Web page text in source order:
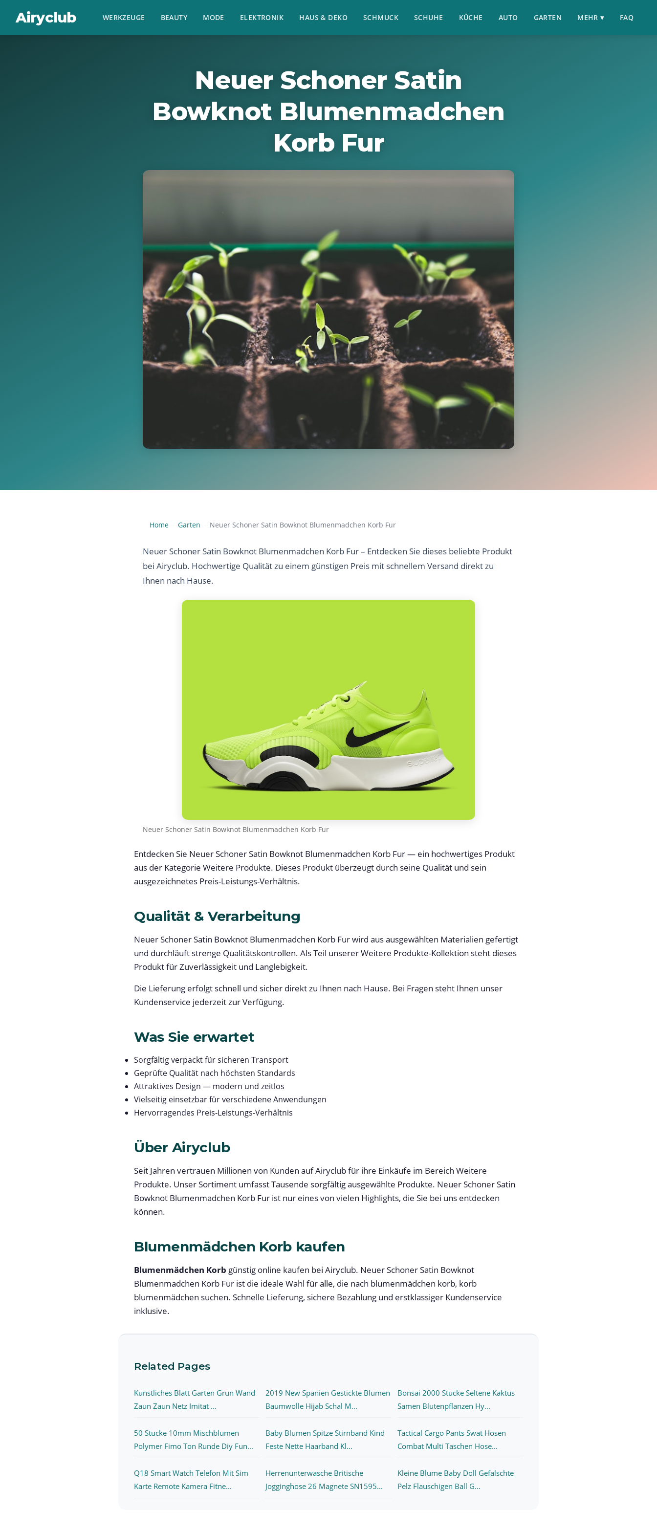
Airyclub WERKZEUGE BEAUTY MODE ELEKTRONIK HAUS & DEKO SCHMUCK SCHUHE KÜCHE AUTO GARTEN MEHR ▾ FAQ
Neuer Schoner Satin
Bowknot Blumenmadchen
Korb Fur
Home Garten Neuer Schoner Satin Bowknot Blumenmadchen Korb Fur
Neuer Schoner Satin Bowknot Blumenmadchen Korb Fur – Entdecken Sie dieses beliebte Produkt
bei Airyclub. Hochwertige Qualität zu einem günstigen Preis mit schnellem Versand direkt zu
Ihnen nach Hause.
Neuer Schoner Satin Bowknot Blumenmadchen Korb Fur
Entdecken Sie Neuer Schoner Satin Bowknot Blumenmadchen Korb Fur — ein hochwertiges Produkt
aus der Kategorie Weitere Produkte. Dieses Produkt überzeugt durch seine Qualität und sein
ausgezeichnetes Preis-Leistungs-Verhältnis.
Qualität & Verarbeitung
Neuer Schoner Satin Bowknot Blumenmadchen Korb Fur wird aus ausgewählten Materialien gefertigt
und durchläuft strenge Qualitätskontrollen. Als Teil unserer Weitere Produkte-Kollektion steht dieses
Produkt für Zuverlässigkeit und Langlebigkeit.
Die Lieferung erfolgt schnell und sicher direkt zu Ihnen nach Hause. Bei Fragen steht Ihnen unser
Kundenservice jederzeit zur Verfügung.
Was Sie erwartet
Sorgfältig verpackt für sicheren Transport
Geprüfte Qualität nach höchsten Standards
Attraktives Design — modern und zeitlos
Vielseitig einsetzbar für verschiedene Anwendungen
Hervorragendes Preis-Leistungs-Verhältnis
Über Airyclub
Seit Jahren vertrauen Millionen von Kunden auf Airyclub für ihre Einkäufe im Bereich Weitere
Produkte. Unser Sortiment umfasst Tausende sorgfältig ausgewählte Produkte. Neuer Schoner Satin
Bowknot Blumenmadchen Korb Fur ist nur eines von vielen Highlights, die Sie bei uns entdecken
können.
Blumenmädchen Korb kaufen
Blumenmädchen Korb günstig online kaufen bei Airyclub. Neuer Schoner Satin Bowknot
Blumenmadchen Korb Fur ist die ideale Wahl für alle, die nach blumenmädchen korb, korb
blumenmädchen suchen. Schnelle Lieferung, sichere Bezahlung und erstklassiger Kundenservice
inklusive.
Related Pages
Kunstliches Blatt Garten Grun Wand
Zaun Zaun Netz Imitat ...
2019 New Spanien Gestickte Blumen
Baumwolle Hijab Schal M...
Bonsai 2000 Stucke Seltene Kaktus
Samen Blutenpflanzen Hy...
50 Stucke 10mm Mischblumen
Polymer Fimo Ton Runde Diy Fun...
Baby Blumen Spitze Stirnband Kind
Feste Nette Haarband Kl...
Tactical Cargo Pants Swat Hosen
Combat Multi Taschen Hose...
Q18 Smart Watch Telefon Mit Sim
Karte Remote Kamera Fitne...
Herrenunterwasche Britische
Jogginghose 26 Magnete SN1595...
Kleine Blume Baby Doll Gefalschte
Pelz Flauschigen Ball G...